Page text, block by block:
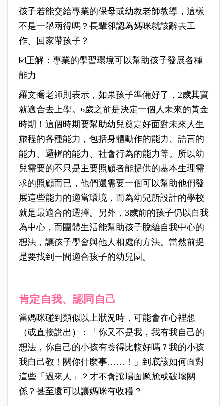
孩子若能交給專業的保母或幼教老師教導，這樣
不是一舉兩得嗎？長輩卻認為媽咪就該辭去工
作、回家帶孩子？
☑️正解：專業的學習環境可以幫助孩子發展各種
能力
羅文喬老師則表示，如果孩子準備好了，2歲其實
就適合去上學。6歲之前是決定一個人未來的黃金
時期！這個時期要幫助幼兒奠定好面對未來人生
旅程的各種能力，包括身體動作的能力、語言的
能力、邏輯的能力、社會行為的能力等。所以幼
兒需要的不只是主要照顧者能提供的基本生理需
求的照顧而已，他們還需要一個可以幫助他們發
展這些能力的適當環境，而為幼兒所設計的學校
就是最適合的選擇。另外，3歲前的孩子仍以自我
為中心，而團體生活能幫助孩子脫離自我中心的
想法，讓孩子學會與他人相處的方法。當然前提
是要找到一間適合孩子的幼兒園。
肯定自我、認同自己
當媽咪碰到類似以上狀況時，可能會在心裡想
（或直接說出）：「你又不是我，我有我自己的
想法，你自己的小孩有養得比較好嗎？我的小孩
我自己教！關你什麼事……！」到底該如何面對
這些「過來人」？才不會讓場面尷尬或破壞關
係？甚至還可以讓媽咪有收穫？